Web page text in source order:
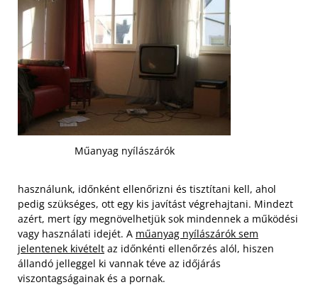
Műanyag nyílászárók
használunk, időnként ellenőrizni és tisztítani kell, ahol
pedig szükséges, ott egy kis javítást végrehajtani. Mindezt
azért, mert így megnövelhetjük sok mindennek a működési
vagy használati idejét. A műanyag nyílászárók sem
jelentenek kivételt az időnkénti ellenőrzés alól, hiszen
állandó jelleggel ki vannak téve az időjárás
viszontagságainak és a pornak.